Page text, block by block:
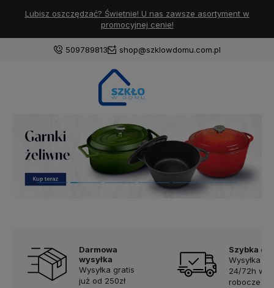
Lubisz oszczędzać? Świetnie! U nas zawsze asortyment w
promocyjnej cenie!
509789813 shop@szklowdomu.com.pl
Darmowa
wysyłka
Wysyłka gratis
już od 250zł
Szybka
Wysyłka w
24/72h w
robocze